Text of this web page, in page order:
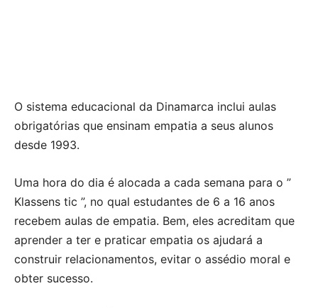
O sistema educacional da Dinamarca inclui aulas
obrigatórias que ensinam empatia a seus alunos
desde 1993.
Uma hora do dia é alocada a cada semana para o ”
Klassens tic ”, no qual estudantes de 6 a 16 anos
recebem aulas de empatia. Bem, eles acreditam que
aprender a ter e praticar empatia os ajudará a
construir relacionamentos, evitar o assédio moral e
obter sucesso.